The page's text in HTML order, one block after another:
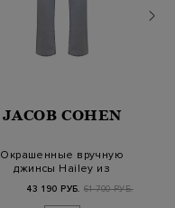
JACOB COHEN
Окрашенные вручную
джинсы Hailey из
хлопка и лиоцелла
43 190 РУБ. 61 700 РУБ.